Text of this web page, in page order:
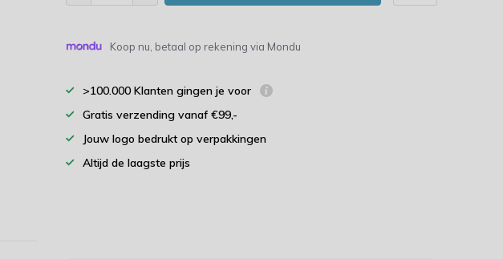
Koop nu, betaal op rekening via Mondu
>100.000 Klanten gingen je voor
Gratis verzending vanaf €99,-
Jouw logo bedrukt op verpakkingen
Altijd de laagste prijs